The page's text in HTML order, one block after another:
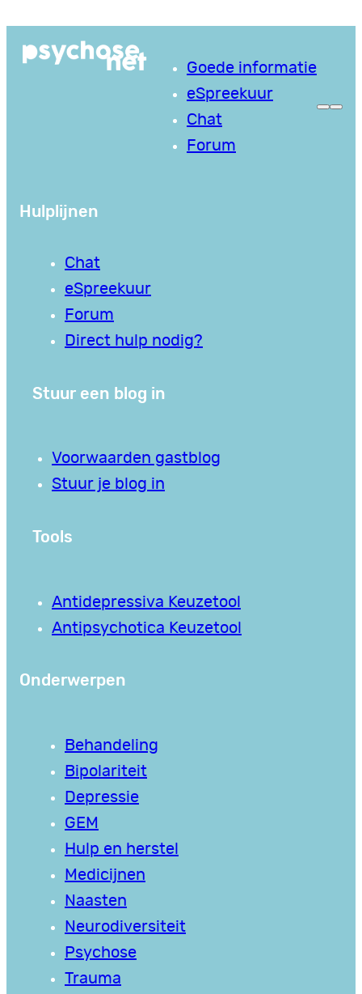
naar
Goede informatie
eSpreekuur
Chat
Forum
Hulplijnen
Chat
eSpreekuur
Forum
Direct hulp nodig?
Stuur een blog in
Voorwaarden gastblog
Stuur je blog in
Tools
Antidepressiva Keuzetool
Antipsychotica Keuzetool
Onderwerpen
Behandeling
Bipolariteit
Depressie
GEM
Hulp en herstel
Medicijnen
Naasten
Neurodiversiteit
Psychose
Trauma